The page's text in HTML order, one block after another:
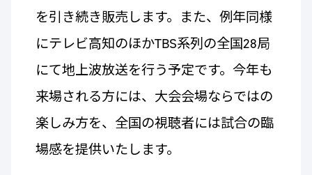
を引き続き販売します。また、例年同様
にテレビ高知のほかTBS系列の全国28局
にて地上波放送を行う予定です。今年も
来場される方には、大会会場ならではの
楽しみ方を、全国の視聴者には試合の臨
場感を提供いたします。